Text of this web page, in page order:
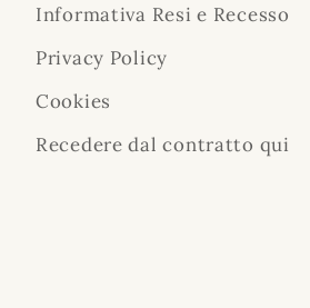
Informativa Resi e Recesso
Privacy Policy
Cookies
Recedere dal contratto qui